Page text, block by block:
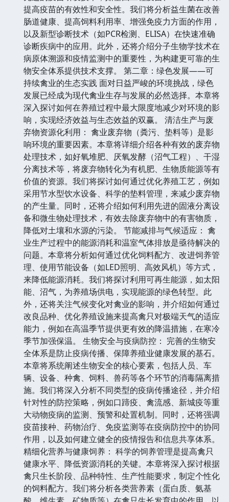
提高疫苗的有效性和安全性。我们将分析益生菌在改善
肠道健康、提高饲料利用率、增强免疫力方面的作用，
以及新型诊断技术（如PCR检测、ELISA）在快速准确
诊断疾病中的应用。此外，还将介绍分子生物学技术在
病原体溯源和疫情监测中的重要性，为构建更可靠的生
物安全体系提供技术支撑。 第二章：绿色发展——可
持续禽业的生态实践 面对日益严峻的环境挑战，绿色
发展已经成为现代禽业生存与发展的必然选择。本章将
深入探讨如何在养殖过程中最大限度地减少对环境的影
响，实现经济效益与生态效益的双赢。 清洁生产与废
弃物资源化利用： 禽业废弃物（粪污、垫料等）是影
响环境的重要因素。本章将详细介绍各种有效的废弃物
处理技术，如好氧堆肥、厌氧发酵（沼气工程）、干湿
分离技术等，将废弃物转化为有机肥、生物质能源等有
价值的资源。我们将探讨如何通过优化养殖工艺，例如
采用节水型饮水设备、科学的垫料管理，来减少废弃物
的产生量。同时，还将介绍如何利用先进的固液分离设
备和微生物处理技术，有效去除废弃物中的有害物质，
降低对土壤和水源的污染。 节能减排与气候适应： 禽
业生产过程中的能源消耗和温室气体排放是亟待解决的
问题。本章将分析如何通过优化饲料配方、改进饲养管
理、使用节能设备（如LED照明、高效风机）等方式，
来降低能源消耗。我们将探讨利用可再生能源，如太阳
能、沼气，为养殖场供电，实现能源的绿色转型。此
外，还将关注气候变化对禽业的影响，并介绍如何通过
改良品种、优化养殖设施来提高禽只对极端天气的适应
能力，例如在高温季节提供更有效的降温措施，在寒冷
季节加强保温。 生物安全与疫病防控： 完善的生物安
全体系是防止疫病传播、保障养殖业健康发展的基石。
本章将系统阐述生物安全的核心要素，包括人员、车
辆、设备、种禽、饲料、兽药等各个环节的消毒隔离措
施。我们将深入分析不同类型的疫病传播途径，并介绍
针对性的防控策略，例如口蹄疫、禽流感、新城疫等重
大动物疫病的监测、预警和处置机制。同时，还将强调
疫苗接种、药物治疗、免疫监测等在疫病防控中的协同
作用，以及如何建立健全的疫情报告和信息共享体系。
精细化营养与健康饲养： 科学的饲养管理是提高禽只
健康水平、降低资源消耗的关键。本章将深入探讨根据
禽只生长阶段、品种特性、生产性能要求，制定个性化
的饲料配方。我们将分析各类营养素（蛋白质、氨基